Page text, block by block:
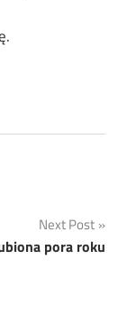
Next Post
pora roku